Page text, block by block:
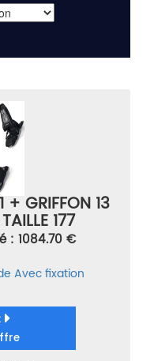
+ GRIFFON 13
177
: 1084.70 €
Avec fixation